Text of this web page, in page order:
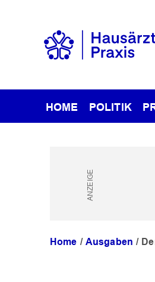
HOME POLITIK
Home Ausgaben